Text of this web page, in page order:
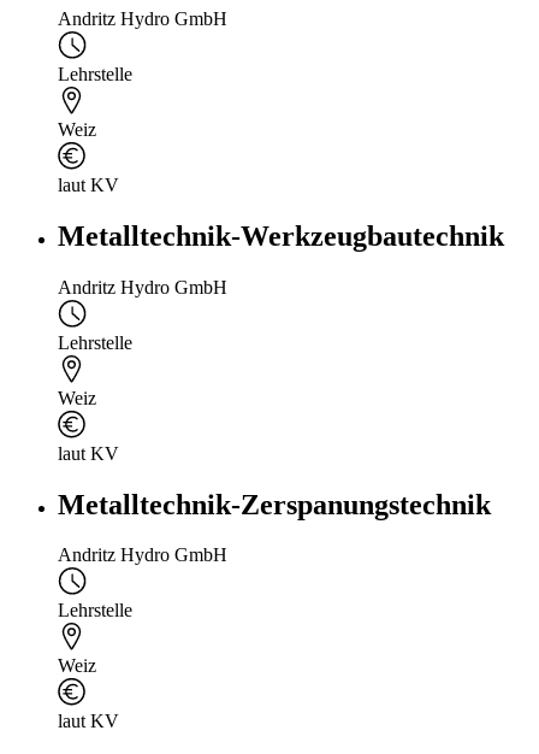
Andritz Hydro GmbH
Lehrstelle
Weiz
laut KV
Metalltechnik-Werkzeugbautechnik
Andritz Hydro GmbH
Lehrstelle
Weiz
laut KV
Metalltechnik-Zerspanungstechnik
Andritz Hydro GmbH
Lehrstelle
Weiz
laut KV